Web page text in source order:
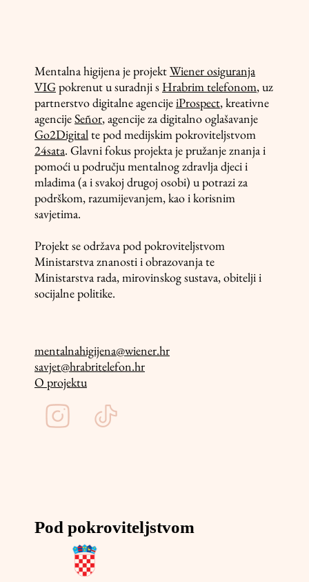
Mentalna higijena je projektWiener osiguranja
VIGpokrenut u suradnji s Hrabrim telefonom, uz
partnerstvo digitalne agencijeiProspect, kreativne
agencijeSeñor, agencije za digitalno oglašavanje
Go2Digitalte pod medijskim pokroviteljstvom
24sata. Glavni fokus projekta je pružanje znanja i
pomoći u području mentalnog zdravlja djeci i
mladima (a i svakoj drugoj osobi) u potrazi za
podrškom, razumijevanjem, kao i korisnim
savjetima.
Projekt se održava pod pokroviteljstvom
Ministarstva znanosti i obrazovanja te
Ministarstva rada, mirovinskog sustava, obitelji i
socijalne politike.
mentalnahigijena@wiener.hr
savjet@hrabritelefon.hr
O projektu
Pod pokroviteljstvom